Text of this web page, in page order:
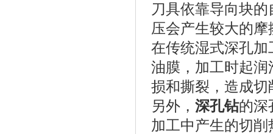
刀具依靠导向块
压会产生较大的摩
在传统湿式深孔
油膜，加工时起
损和撕裂，造成
另外， 深孔钻的深
加工中产生的切